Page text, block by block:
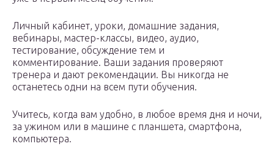
Личный кабинет, уроки, домашние задания,
вебинары, мастер-классы, видео, аудио,
тестирование, обсуждение тем и
комментирование. Ваши задания проверяют
тренера и дают рекомендации. Вы никогда не
останетесь одни на всем пути обучения.
Учитесь, когда вам удобно, в любое время дня и ночи,
за ужином или в машине с планшета, смартфона,
компьютера.